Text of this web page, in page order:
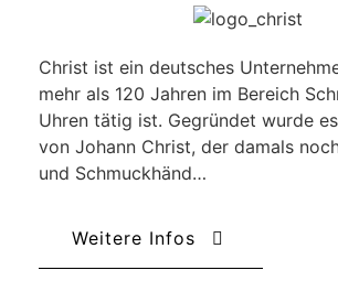
Christ ist ein deutsches
mehr als 120 Jahren im Bereich
Uhren tätig ist. Gegründet wurde
von Johann Christ, der damals
und Schmuckhänd…
Weitere Infos